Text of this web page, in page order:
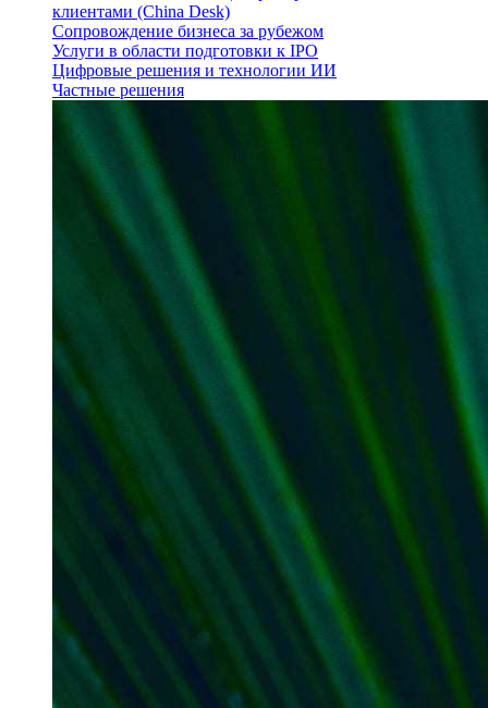
клиентами (China Desk)
Сопровождение бизнеса за рубежом
Услуги в области подготовки к IPO
Цифровые решения и технологии ИИ
Частные решения